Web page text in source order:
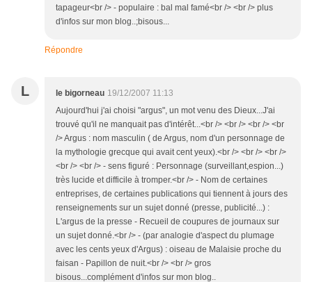
tapageur<br /> - populaire : bal mal famé<br /> <br /> plus
d'infos sur mon blog..;bisous...
Répondre
L le bigorneau 19/12/2007 11:13
Aujourd'hui j'ai choisi "argus", un mot venu des Dieux...J'ai
trouvé qu'il ne manquait pas d'intérêt...<br /> <br /> <br /> <br
/> Argus : nom masculin ( de Argus, nom d'un personnage de
la mythologie grecque qui avait cent yeux).<br /> <br /> <br />
<br /> <br /> - sens figuré : Personnage (surveillant,espion...)
très lucide et difficile à tromper.<br /> - Nom de certaines
entreprises, de certaines publications qui tiennent à jours des
renseignements sur un sujet donné (presse, publicité...) :
L'argus de la presse - Recueil de coupures de journaux sur
un sujet donné.<br /> - (par analogie d'aspect du plumage
avec les cents yeux d'Argus) : oiseau de Malaisie proche du
faisan - Papillon de nuit.<br /> <br /> gros
bisous...complément d'infos sur mon blog..